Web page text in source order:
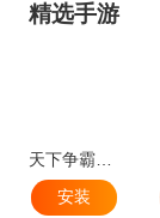
精选手游
天下争霸三国志
安装